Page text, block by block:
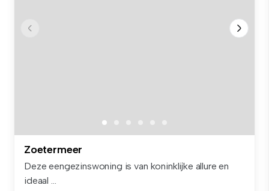
Zoetermeer
Deze eengezinswoning is van koninklijke allure en
ideaal ...